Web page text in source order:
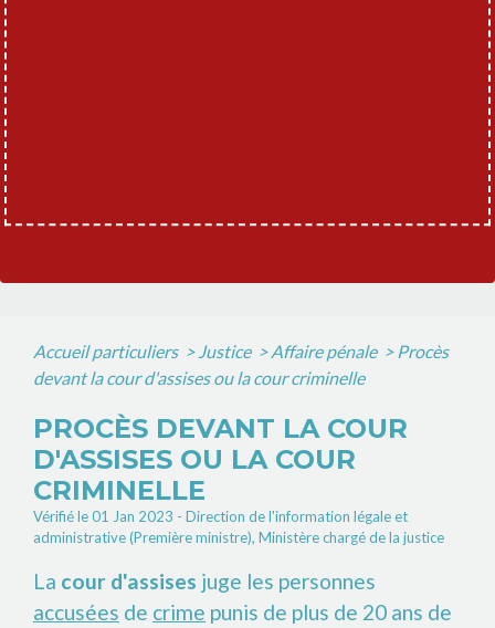
Accueil particuliers > Justice > Affaire pénale > Procès
devant la cour d'assises ou la cour criminelle
PROCÈS DEVANT LA COUR
D'ASSISES OU LA COUR
CRIMINELLE
Vérifié le 01 Jan 2023 - Direction de l'information légale et
administrative (Première ministre), Ministère chargé de la justice
La cour d'assises juge les personnes
accusées de crime punis de plus de 20 ans de